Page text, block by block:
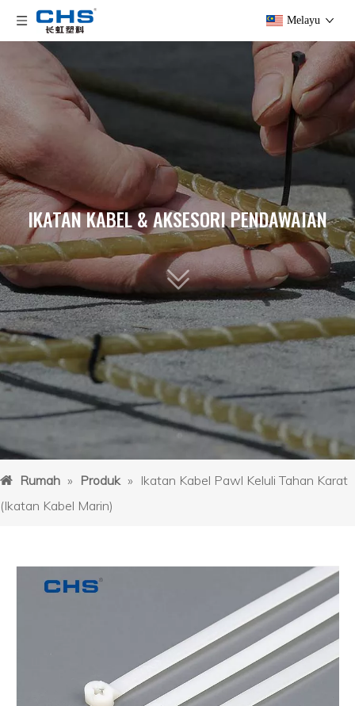
Melayu
IKATAN KABEL & AKSESORI PENDAWAIAN
Rumah » Produk » Ikatan Kabel Pawl Keluli Tahan Karat
(Ikatan Kabel Marin)